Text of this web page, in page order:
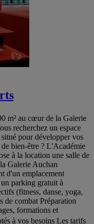
m² au cœur de la Galerie
recherchez un espace
pour développer vos
bien-être ? L'Académie
à la location une salle de
Galerie Auchan
d'un emplacement
parking gratuit à
(fitness, danse, yoga,
de combat Préparation
formations et
à vos besoins Les tarifs